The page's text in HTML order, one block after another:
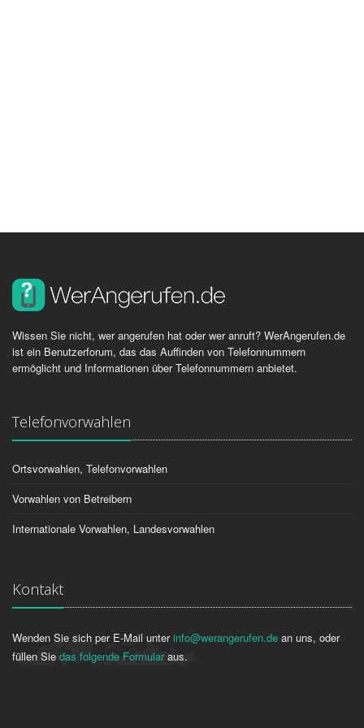
Wissen Sie nicht, wer angerufen hat oder wer anruft? WerAngerufen.de
ist ein Benutzerforum, das das Auffinden von Telefonnummern
ermöglicht und Informationen über Telefonnummern anbietet.
Telefonvorwahlen
Ortsvorwahlen, Telefonvorwahlen
Vorwahlen von Betreibern
Internationale Vorwahlen, Landesvorwahlen
Kontakt
Wenden Sie sich per E-Mail unterinfo@werangerufen.de an uns, oder
füllen Sie das folgende Formularaus.